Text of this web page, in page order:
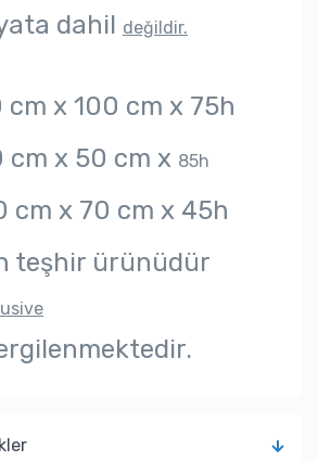
dahil değildir.
cm x 100 cm x 75h
cm x 50 cm x 85h
cm x 70 cm x 45h
teşhir ürünüdür